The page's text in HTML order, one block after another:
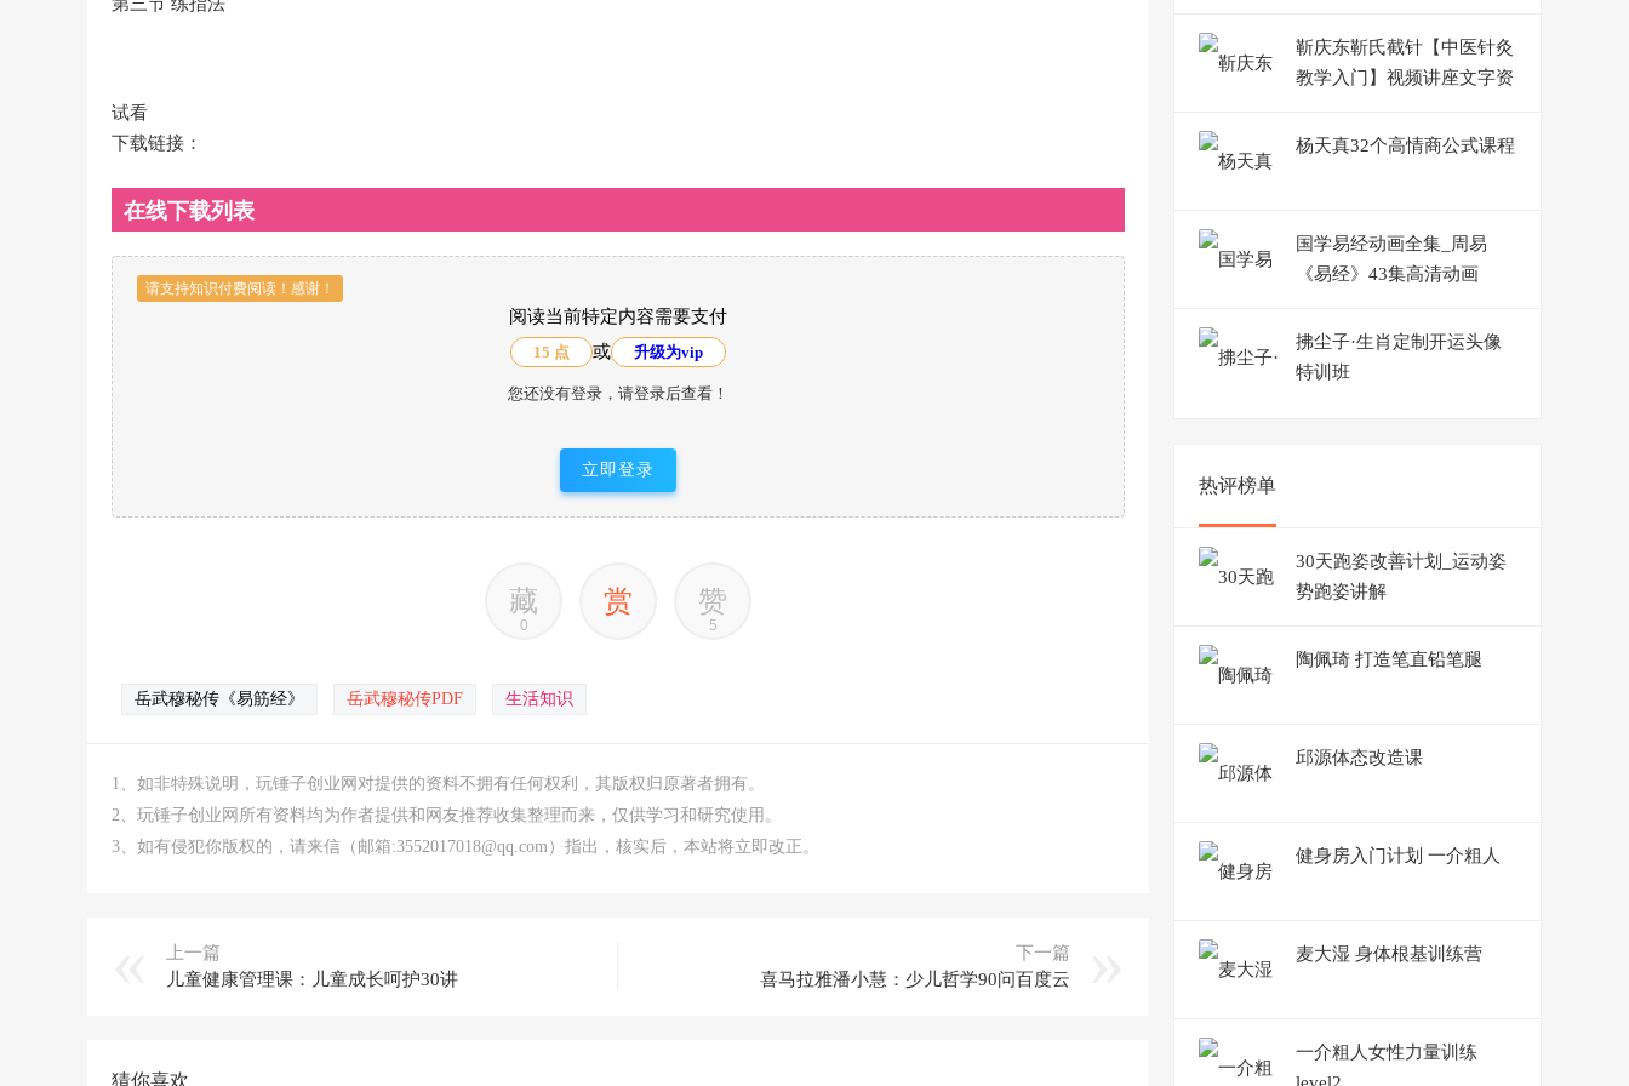
试看
下载链接：
在线下载列表
请支持知识付费阅读！感谢！
阅读当前特定内容需要支付
15 点 或 升级为vip
您还没有登录，请登录后查看！
立即登录
藏
0
赏 赞
5
岳武穆秘传《易筋经》 岳武穆秘传PDF 生活知识
1、如非特殊说明，玩锤子创业网对提供的资料不拥有任何权利，其版权归原著者拥有。
2、玩锤子创业网所有资料均为作者提供和网友推荐收集整理而来，仅供学习和研究使用。
3、如有侵犯你版权的，请来信（邮箱:3552017018@qq.com）指出，核实后，本站将立即改正。
上一篇
儿童健康管理课：儿童成长呵护30讲
下一篇
喜马拉雅潘小慧：少儿哲学90问百度云
猜你喜欢
靳庆东靳氏截针【中医针灸
教学入门】视频讲座文字资
杨天真32个高情商公式课程
国学易经动画全集_周易
《易经》43集高清动画
拂尘子·生肖定制开运头像
特训班
热评榜单
30天跑姿改善计划_运动姿
势跑姿讲解
陶佩琦 打造笔直铅笔腿
邱源体态改造课
健身房入门计划 一介粗人
麦大湿 身体根基训练营
一介粗人女性力量训练